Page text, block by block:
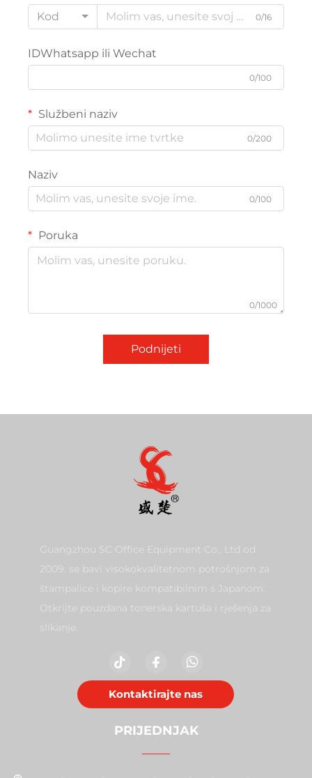
Kod
0/16
IDWhatsapp ili Wechat
0/100
Službeni naziv
0/200
Naziv
0/100
Poruka
0/1000
Podnijeti
Guangzhou SC Office Equipment Co., Ltd od
2009. se bavi visokokvalitetnom potrošnjom za
štampalice i kopire kompatibilnim s Japanom.
Otkrijte pouzdana tonerska kartuša i rješenja za
slikanje.
Kontaktirajte nas
PRIJEDNJAK